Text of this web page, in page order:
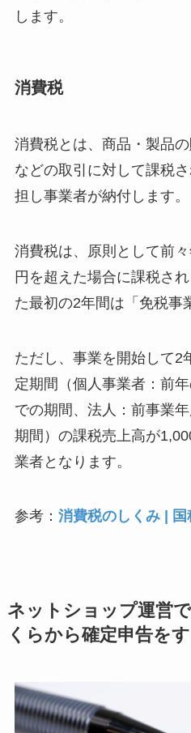
します。
消費税
消費税とは、商品・製品
などの取引に対して課税
担し事業者が納付します。
消費税は、原則として前
円を超えた場合に課税さ
た最初の2年間は「免税事
ただし、事業を開始して2
定期間（個人事業者：前
での期間、法人：前事業
期間）の課税売上高が
業者となります。
参考： 消費税のしくみ | 国
ネットショップ運営
くらから確定申告を